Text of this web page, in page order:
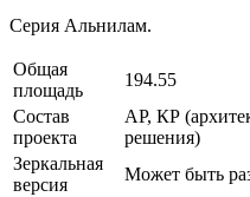
Серия Альнилам.
Общая
площадь
194.55
Состав
проекта
АР, КР
решения)
Зеркальная
версия
Может быть